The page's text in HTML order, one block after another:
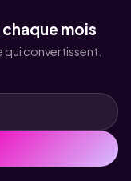
mois
qui convertissent.